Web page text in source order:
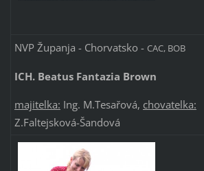
NVP Županja - Chorvatsko - CAC, BOB
ICH. Beatus Fantazia Brown
majitelka: Ing. M.Tesařová, chovatelka:
Z.Faltejsková-Šandová